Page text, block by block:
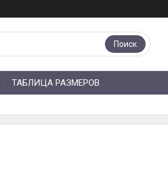
Поиск
ТАБЛИЦА РАЗМЕРОВ